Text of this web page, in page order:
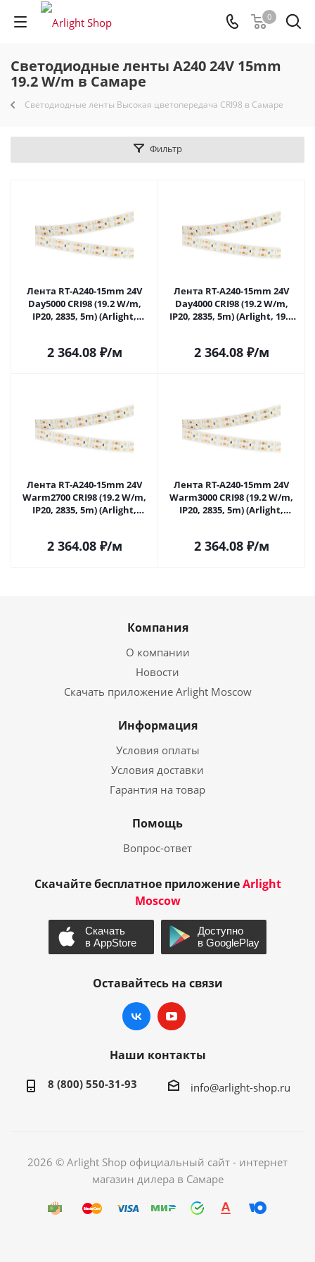
0
Светодиодные ленты A240 24V 15mm
19.2 W/m в Самаре
Светодиодные ленты Высокая цветопередача CRI98 в Самаре
Фильтр
Лента RT-A240-15mm 24V
Day5000 CRI98 (19.2 W/m,
IP20, 2835, 5m) (Arlight,
2 364.08₽/м
Лента RT-A240-15mm 24V
Day4000 CRI98 (19.2 W/m,
IP20, 2835, 5m) (Arlight, 19.2
2 364.08₽/м
Лента RT-A240-15mm 24V
Warm2700 CRI98 (19.2 W/m,
IP20, 2835, 5m) (Arlight,
2 364.08₽/м
Лента RT-A240-15mm 24V
Warm3000 CRI98 (19.2 W/m,
IP20, 2835, 5m) (Arlight,
2 364.08₽/м
Компания
О компании
Новости
Скачать приложение Arlight Moscow
Информация
Условия оплаты
Условия доставки
Гарантия на товар
Помощь
Вопрос-ответ
Скачайте бесплатное приложениеArlight
Moscow
Оставайтесь на связи
Наши контакты
8 (800) 550-31-93 info@arlight-shop.ru
2026 © Arlight Shop официальный сайт - интернет
магазин дилера в Самаре